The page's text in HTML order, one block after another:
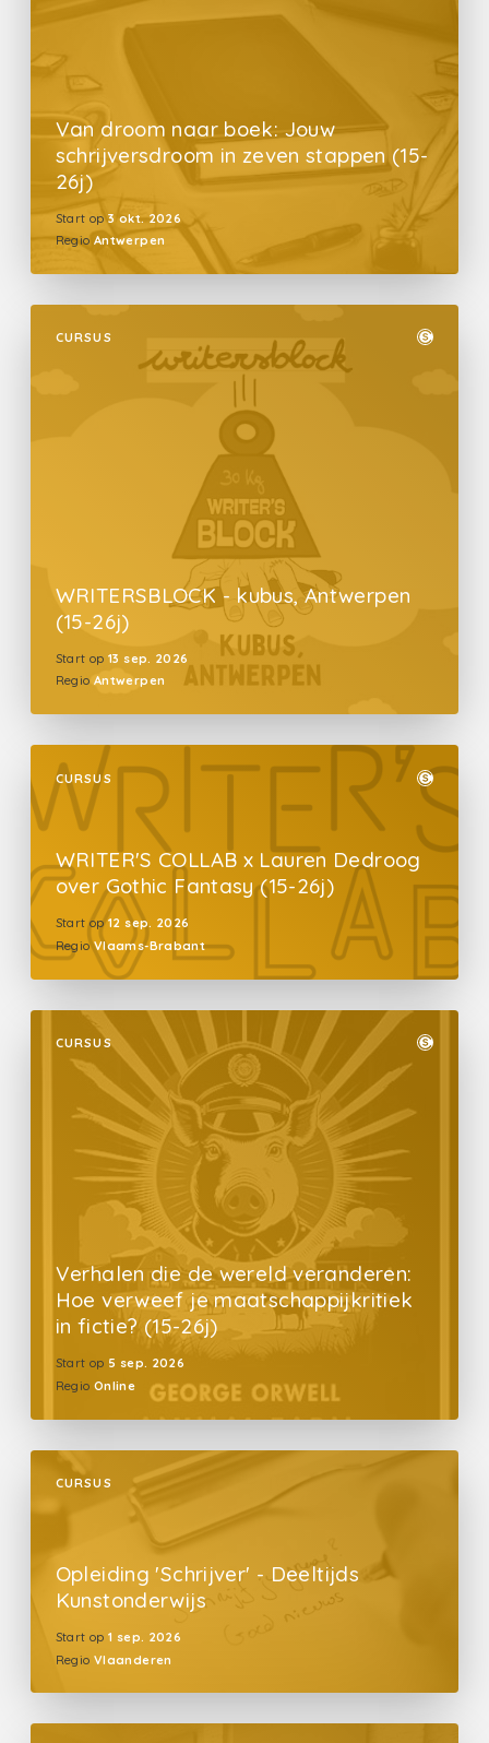
Van droom naar boek: Jouw
schrijversdroom in zeven stappen (15-
26j)
Start op 3 okt. 2026
Regio Antwerpen
CURSUS
WRITERSBLOCK - kubus, Antwerpen
(15-26j)
Start op 13 sep. 2026
Regio Antwerpen
CURSUS
WRITER'S COLLAB x Lauren Dedroog
over Gothic Fantasy (15-26j)
Start op 12 sep. 2026
Regio Vlaams-Brabant
CURSUS
Verhalen die de wereld veranderen:
Hoe verweef je maatschappijkritiek
in fictie? (15-26j)
Start op 5 sep. 2026
Regio Online
CURSUS
Opleiding 'Schrijver' - Deeltijds
Kunstonderwijs
Start op 1 sep. 2026
Regio Vlaanderen